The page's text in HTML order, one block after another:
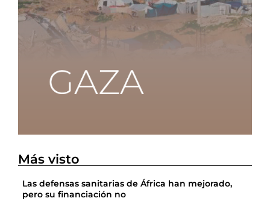
Más visto
Las defensas sanitarias de África han mejorado,
pero su financiación no